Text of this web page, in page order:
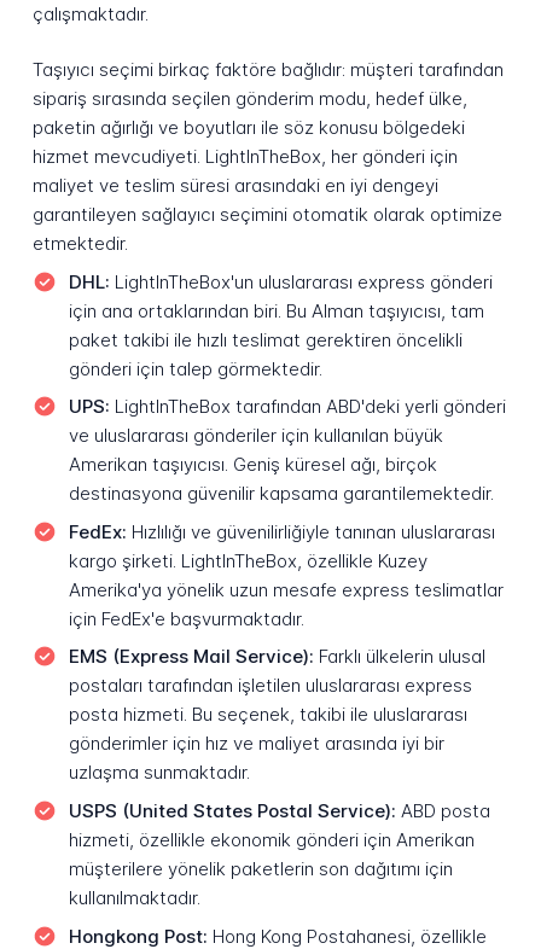
çalışmaktadır.
Taşıyıcı seçimi birkaç faktöre bağlıdır: müşteri tarafından
sipariş sırasında seçilen gönderim modu, hedef ülke,
paketin ağırlığı ve boyutları ile söz konusu bölgedeki
hizmet mevcudiyeti. LightInTheBox, her gönderi için
maliyet ve teslim süresi arasındaki en iyi dengeyi
garantileyen sağlayıcı seçimini otomatik olarak optimize
etmektedir.
DHL: LightInTheBox'un uluslararası express gönderi
için ana ortaklarından biri. Bu Alman taşıyıcısı, tam
paket takibi ile hızlı teslimat gerektiren öncelikli
gönderi için talep görmektedir.
UPS: LightInTheBox tarafından ABD'deki yerli gönderi
ve uluslararası gönderiler için kullanılan büyük
Amerikan taşıyıcısı. Geniş küresel ağı, birçok
destinasyona güvenilir kapsama garantilemektedir.
FedEx: Hızlılığı ve güvenilirliğiyle tanınan uluslararası
kargo şirketi. LightInTheBox, özellikle Kuzey
Amerika'ya yönelik uzun mesafe express teslimatlar
için FedEx'e başvurmaktadır.
EMS (Express Mail Service): Farklı ülkelerin ulusal
postaları tarafından işletilen uluslararası express
posta hizmeti. Bu seçenek, takibi ile uluslararası
gönderimler için hız ve maliyet arasında iyi bir
uzlaşma sunmaktadır.
USPS (United States Postal Service): ABD posta
hizmeti, özellikle ekonomik gönderi için Amerikan
müşterilere yönelik paketlerin son dağıtımı için
kullanılmaktadır.
Hongkong Post: Hong Kong Postahanesi, özellikle